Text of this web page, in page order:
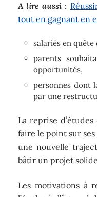
A lire aussi :
tout en gagnant en
salariés en quête
parents
opportunités,
personnes dont
par une
La reprise
faire le point sur
une nouvelle
bâtir un projet
Les motivations à